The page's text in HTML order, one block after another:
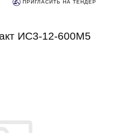
ПРИГЛАСИТЬ НА ТЕНДЕР
ИС3-12-600М5